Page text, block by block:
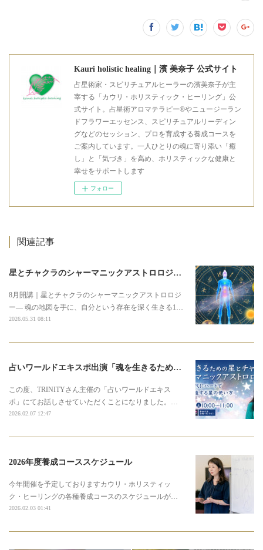
Kauri holistic healing｜濱 美奈子 公式サイト
占星術家・スピリチュアルヒーラーの濱美奈子が主
宰する「カウリ・ホリスティック・ヒーリング」公
式サイト。占星術アロマテラピー®やニュージーラン
ドフラワーエッセンス、スピリチュアルリーディン
グなどのセッション、プロを育成する養成コースを
ご案内しています。一人ひとりの魂に寄り添い「癒
し」と「気づき」を高め、ホリスティックな健康と
幸せをサポートします
フォロー
関連記事
星とチャクラのシャーマニックアストロロジー3期募集のお知らせ
8月開講｜星とチャクラのシャーマニックアストロロジ
ー― 魂の地図を手に、自分という存在を深く生きる1…
2026.05.31 08:11
占いワールドエキスポ出演「魂を生きるための星とチャクラのシャーマニックアストロロジー」
この度、TRINITYさん主催の「占いワールドエキス
ポ」にてお話しさせていただくことになりました。…
2026.02.07 12:47
2026年度養成コーススケジュール
今年開催を予定しておりますカウリ・ホリスティッ
ク・ヒーリングの各種養成コースのスケジュールが…
2026.02.03 01:41